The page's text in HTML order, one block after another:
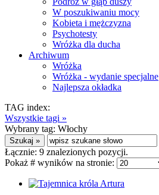
W poszukiwaniu mocy
Kobieta i mężczyzna
Psychotesty
Wróżka dla ducha
Archiwum
Wróżka
Wróżka - wydanie specjalne
Najlepsza okładka
TAG index:
Wszystkie tagi »
Wybrany tag: Włochy
Łącznie: 9 znalezionych pozycji.
Pokaż # wyników na stronie: